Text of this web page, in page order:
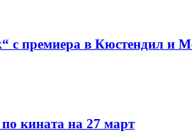
с премиера в Кюстендил и
кината на 27 март